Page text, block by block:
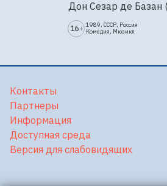
16+ 1989, СССР, Россия
Комедия, Мюзикл
Контакты
Партнеры
Информация
Доступная среда
Версия для слабовидящих